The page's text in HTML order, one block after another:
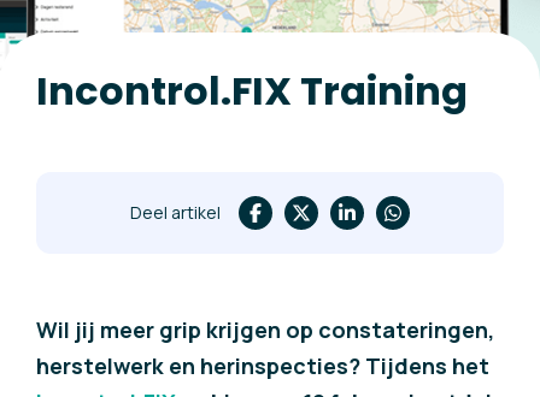
Incontrol.FIX Training
Deel artikel
Wil jij meer grip krijgen op constateringen,
herstelwerk en herinspecties? Tijdens het